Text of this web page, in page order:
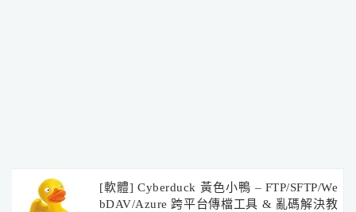
[軟體] Cyberduck 黃色小鴨 – FTP/SFTP/We
bDAV/Azure 跨平台傳檔工具 & 亂碼解決教